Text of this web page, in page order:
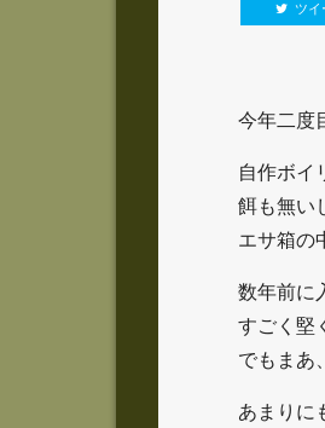
ツイ
今年二度
自作ボイ
餌も無い
エサ箱の
数年前に
すごく堅
でもまあ
あまりに